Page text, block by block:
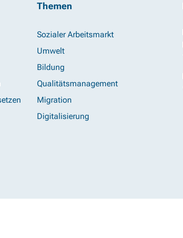
Themen
Sozialer Arbeitsmarkt
Umwelt
Bildung
Qualitätsmanagement
Migration
Digitalisierung